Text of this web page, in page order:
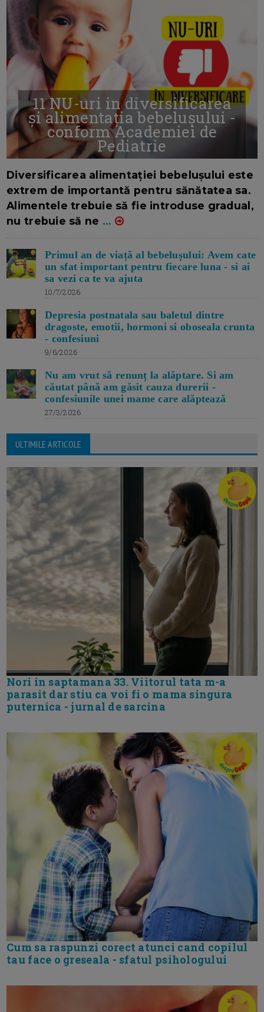
11 NU-uri in diversificarea
și alimentația bebelușului -
conform Academiei de
Pediatrie
Diversificarea alimentației bebelușului este
extrem de importantă pentru sănătatea sa.
Alimentele trebuie să fie introduse gradual,
nu trebuie să ne ...
Primul an de viață al bebelușului: Avem cate
un sfat important pentru fiecare luna - si ai
sa vezi ca te va ajuta
10/7/2026
Depresia postnatala sau baletul dintre
dragoste, emotii, hormoni si oboseala crunta
- confesiuni
9/6/2026
Nu am vrut să renunț la alăptare. Si am
căutat până am găsit cauza durerii -
confesiunile unei mame care alăptează
27/3/2026
ULTIMILE ARTICOLE
Nori in saptamana 33. Viitorul tata m-a
parasit dar stiu ca voi fi o mama singura
puternica - jurnal de sarcina
Cum sa raspunzi corect atunci cand copilul
tau face o greseala - sfatul psihologului